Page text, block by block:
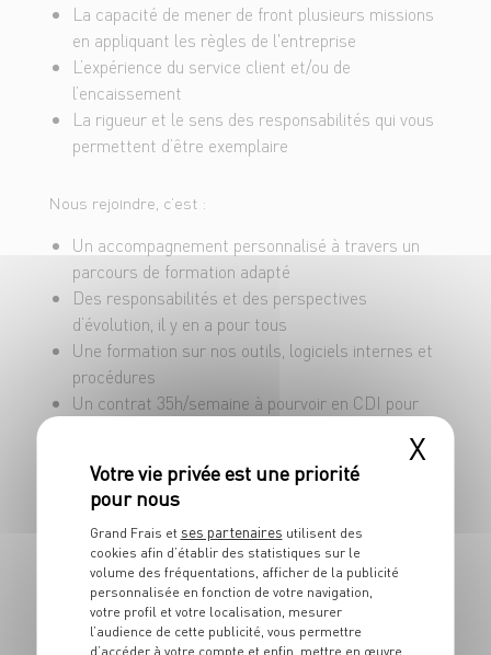
S’assurer de la fiabilité des flux financiers : c’est
vous qui gérez !
Interagir en équipe avec nos clients sur les
produits et promotions du meilleur marché
Garantir que l’ensemble du magasin et ses
produits
et des personnes et le bon fonctionnement du
matériel commun
La capacité de mener de front plusieurs missions
en appliquant les règles de l'entreprise
L’expérience du service client et/ou de
l’encaissement
La rigueur et le sens des responsabilités qui vous
permettent d’être exemplaire
Nous rejoindre, c’est :
Un accompagnement personnalisé à travers un
parcours de formation adapté
Des responsabilités et des perspectives
d’évolution, il y en a pour tous
Une formation sur nos outils, logiciels internes et
procédures
Un contrat 35h/semaine à pourvoir en CDI pour
Un salaire brut mensuel de 2011.15 € + diverses
primes + une prime de fin d’année selon
ancienneté
Nous recrutons sur plusieurs sites dans la région
lyonnaise et ses alentours.
Promis, même si on en vend, on ne vous raconte pas
des salades !
X
Grand Frais et ses partenaires utilisent des
cookies afin d’établir des statistiques sur le
volume des fréquentations, afficher de la publicité
personnalisée en fonction de votre navigation,
votre profil et votre localisation, mesurer
l’audience de cette publicité, vous permettre
d’accéder à votre compte et enfin, mettre en œuvre